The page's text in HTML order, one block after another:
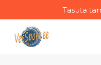
Tasuta